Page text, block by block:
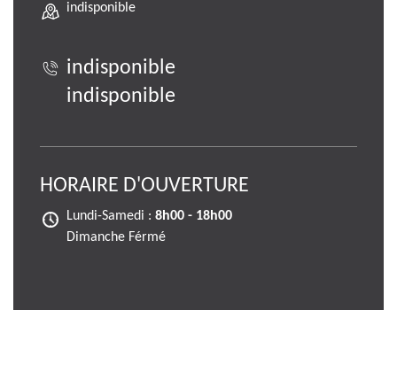
indisponible
indisponible
indisponible
HORAIRE D'OUVERTURE
Lundi-Samedi : 8h00 - 18h00
Dimanche Férmé